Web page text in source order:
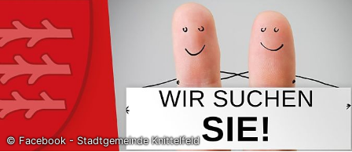
© Facebook - Stadtgemeinde Knittelfeld